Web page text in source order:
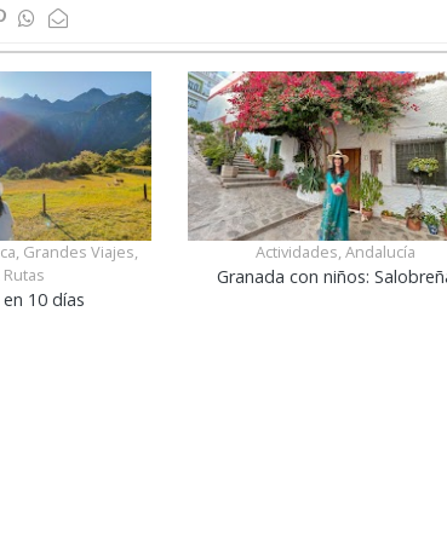
Grandes Viajes,
10 días
Actividades, Andalucía
Granada con niños: